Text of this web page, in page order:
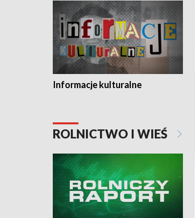
Informacje kulturalne
ROLNICTWO I WIEŚ